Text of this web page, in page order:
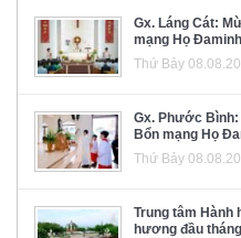
Gx. Láng Cát:
mạng Họ Đaminh
Thứ Bảy
Gx. Phước
Bổn mạng Họ
Thứ Bảy
Trung tâm Hành
hương đầu